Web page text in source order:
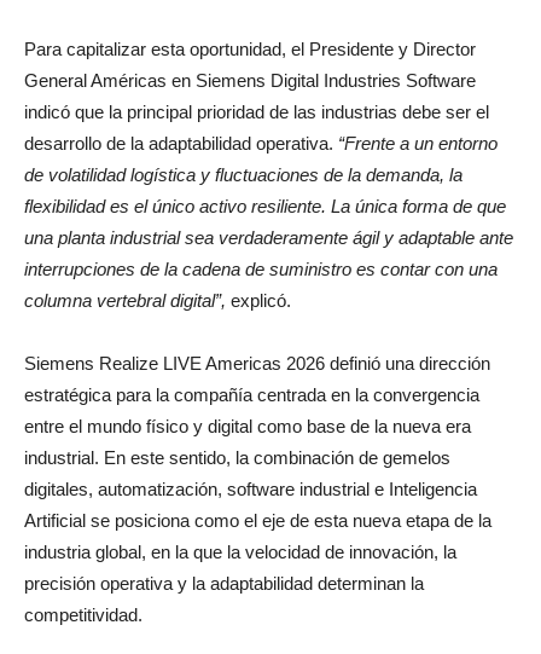
Para capitalizar esta oportunidad, el Presidente y Director
General Américas en Siemens Digital Industries Software
indicó que la principal prioridad de las industrias debe ser el
desarrollo de la adaptabilidad operativa. “Frente a un entorno
de volatilidad logística y fluctuaciones de la demanda, la
flexibilidad es el único activo resiliente. La única forma de que
una planta industrial sea verdaderamente ágil y adaptable ante
interrupciones de la cadena de suministro es contar con una
columna vertebral digital”, explicó.
Siemens Realize LIVE Americas 2026 definió una dirección
estratégica para la compañía centrada en la convergencia
entre el mundo físico y digital como base de la nueva era
industrial. En este sentido, la combinación de gemelos
digitales, automatización, software industrial e Inteligencia
Artificial se posiciona como el eje de esta nueva etapa de la
industria global, en la que la velocidad de innovación, la
precisión operativa y la adaptabilidad determinan la
competitividad.